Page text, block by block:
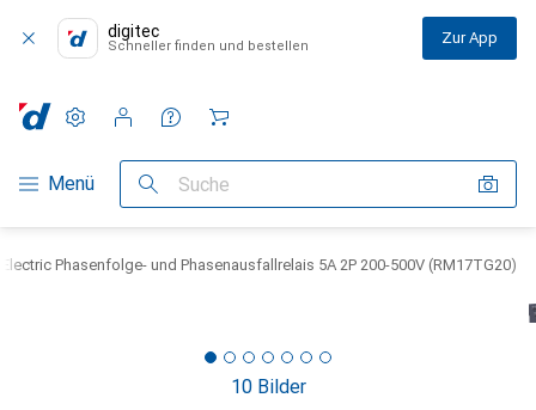
digitec
Schneller finden und bestellen Zur App
Navigation nach Kategorien
Menü Suche
Einstellungen
Kundenkonto
Vergleichslisten
Merklisten
Warenkorb
Phasenfolge- und Phasenausfallrelais 5A 2P 200-500V (RM17TG20)
10 Bilder